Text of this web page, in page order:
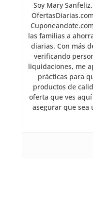
Soy Mary
las familias a
diarias. Con más
verificando
liquidaciones, me
prácticas para
productos de
oferta que ves
asegurar que sea